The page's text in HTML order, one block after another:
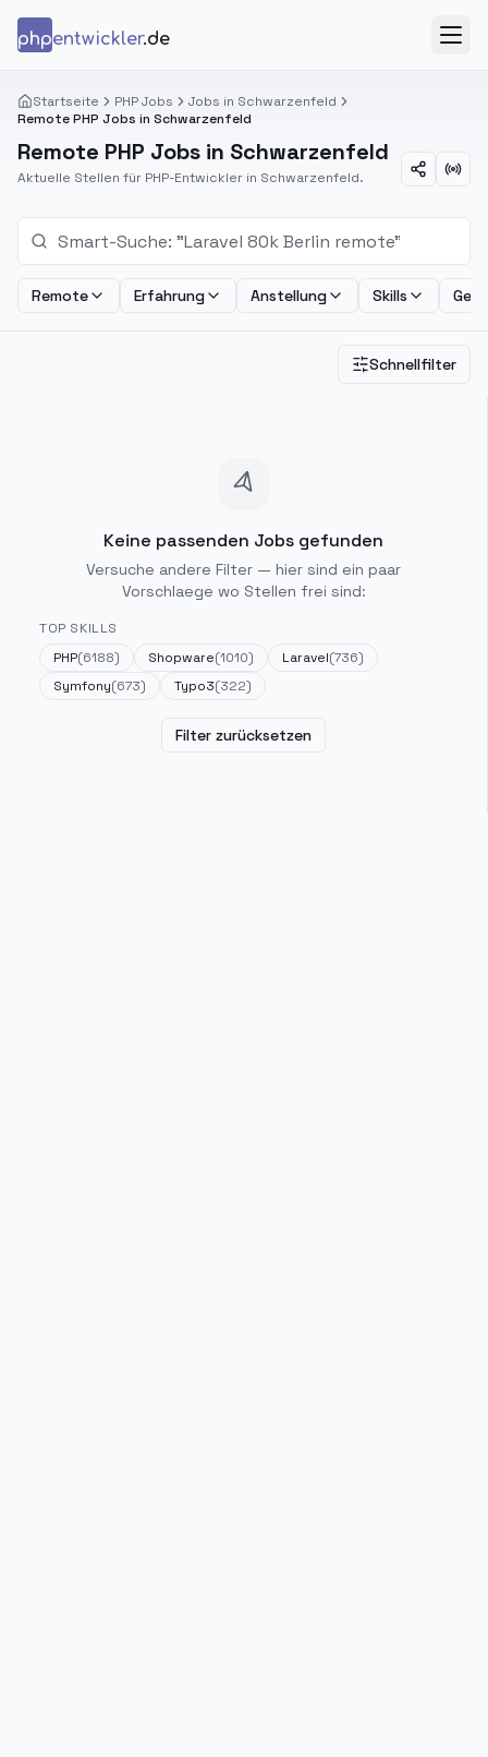
phpentwickler.de
Startseite PHP Jobs
Jobs in Schwarzenfeld
Remote PHP Jobs in Schwarzenfeld
Remote PHP Jobs in Schwarzenfeld
Aktuelle Stellen für PHP-Entwickler in Schwarzenfeld.
Remote Erfahrung Anstellung Skills
Schnellfilter
Keine passenden Jobs gefunden
Versuche andere Filter — hier sind ein paar
Vorschlaege wo Stellen frei sind:
TOP SKILLS
PHP(6188) Shopware(1010) Laravel(736)
Symfony(673) Typo3(322)
Filter zurücksetzen